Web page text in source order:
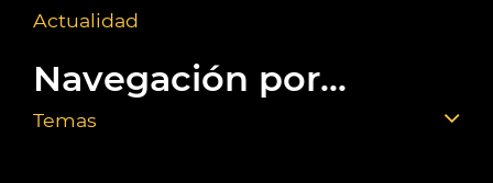
Actualidad
Navegación por...
Temas